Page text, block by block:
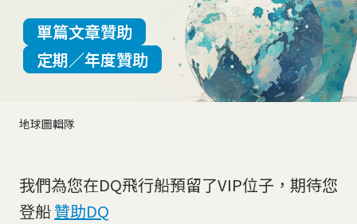
地球圖輯隊
單篇文章贊助
定期／年度贊助
我們為您在DQ飛行船預留了VIP位子，期待您
登船贊助DQ